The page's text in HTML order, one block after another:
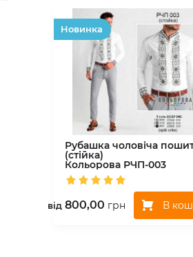
Hовинка
Рубашка чоловіча
(стійка)
Кольорова РЧП-003
вiд 800,00 грн В